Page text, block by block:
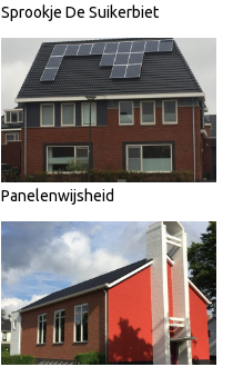
Sprookje De Suikerbiet
Panelenwijsheid